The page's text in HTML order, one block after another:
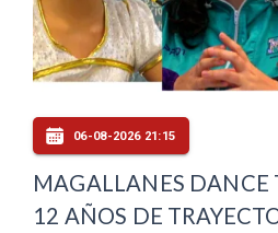
06-08-2026 21:15
MAGALLANES DANCE
12 AÑOS DE